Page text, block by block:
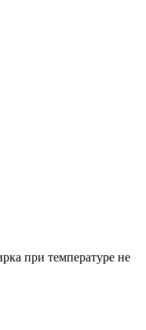
при температуре не